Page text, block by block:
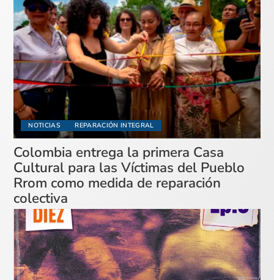
NOTICIAS REPARACIÓN INTEGRAL
Colombia entrega la primera Casa
Cultural para las Víctimas del Pueblo
Rrom como medida de reparación
colectiva